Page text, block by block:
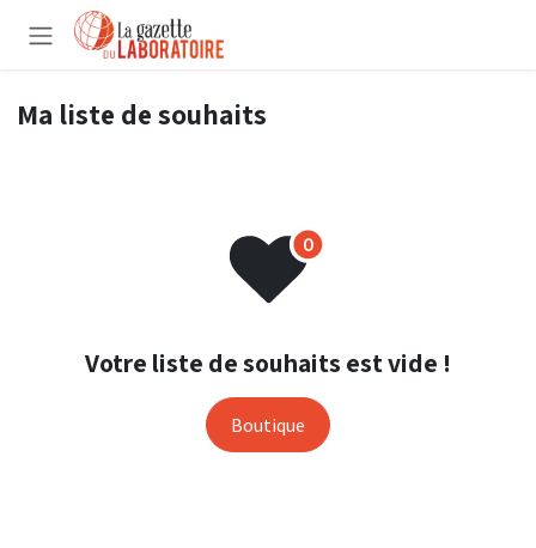
Se rendre au contenu
Ma liste de souhaits
Votre liste de souhaits est vide !
Boutique